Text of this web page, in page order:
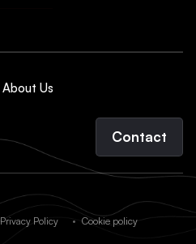
About Us
Contact
Privacy Policy Cookie policy